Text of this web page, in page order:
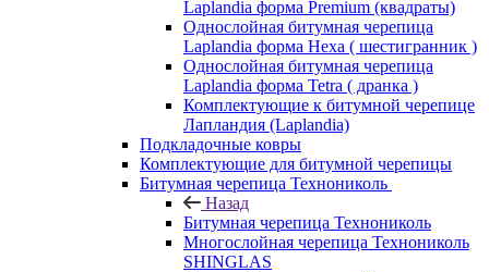
Laplandia форма Premium (квадраты)
Однослойная битумная черепица
Laplandia форма Hexa ( шестигранник )
Однослойная битумная черепица
Laplandia форма Tetra ( дранка )
Комплектующие к битумной черепице
Лапландия (Laplandia)
Подкладочные ковры
Комплектующие для битумной черепицы
Битумная черепица Технониколь
Назад
Битумная черепица Технониколь
Многослойная черепица Технониколь
SHINGLAS